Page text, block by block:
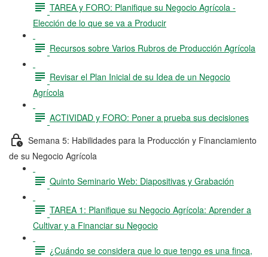
TAREA y FORO: Planifique su Negocio Agrícola -
Elección de lo que se va a Producir
Recursos sobre Varios Rubros de Producción Agrícola
Revisar el Plan Inicial de su Idea de un Negocio
Agrícola
ACTIVIDAD y FORO: Poner a prueba sus decisiones
Semana 5: Habilidades para la Producción y Financiamiento
de su Negocio Agrícola
Quinto Seminario Web: Diapositivas y Grabación
TAREA 1: Planifique su Negocio Agrícola: Aprender a
Cultivar y a Financiar su Negocio
¿Cuándo se considera que lo que tengo es una finca,